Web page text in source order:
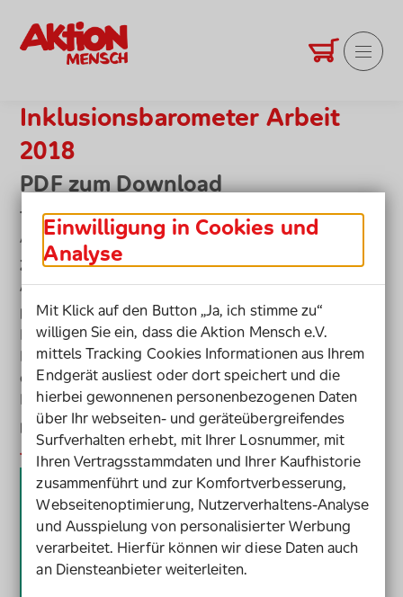
Bestellservice Startseite
Warenkorb
Produkte
Inklusionsbarometer Arbeit
2018
PDF zum Download
Thema
Arbeit
Zielgruppe
Arbeitgeber, Öffentlichkeit, Presse (Studien)
Inhalt
Ein Instrument zur Messung von Fortschritten bei der
Inklusion von Menschen mit Behinderung auf dem
deutschen Arbeitsmarkt. 6. Jahrgang (2018) In
Kooperation mit Handelsblatt Research Institute.
Download
Jetzt herunterladenInklusionsbarometer Arbeit 2018
Einwilligung in Cookies und
Analyse
Mit Klick auf den Button „Ja, ich stimme zu“
willigen Sie ein, dass die Aktion Mensch e.V.
mittels Tracking Cookies Informationen aus Ihrem
Endgerät ausliest oder dort speichert und die
hierbei gewonnenen personenbezogenen Daten
über Ihr webseiten- und geräteübergreifendes
Surfverhalten erhebt, mit Ihrer Losnummer, mit
Ihren Vertragsstammdaten und Ihrer Kaufhistorie
zusammenführt und zur Komfortverbesserung,
Webseitenoptimierung, Nutzerverhaltens-Analyse
und Ausspielung von personalisierter Werbung
verarbeitet. Hierfür können wir diese Daten auch
an Diensteanbieter weiterleiten.